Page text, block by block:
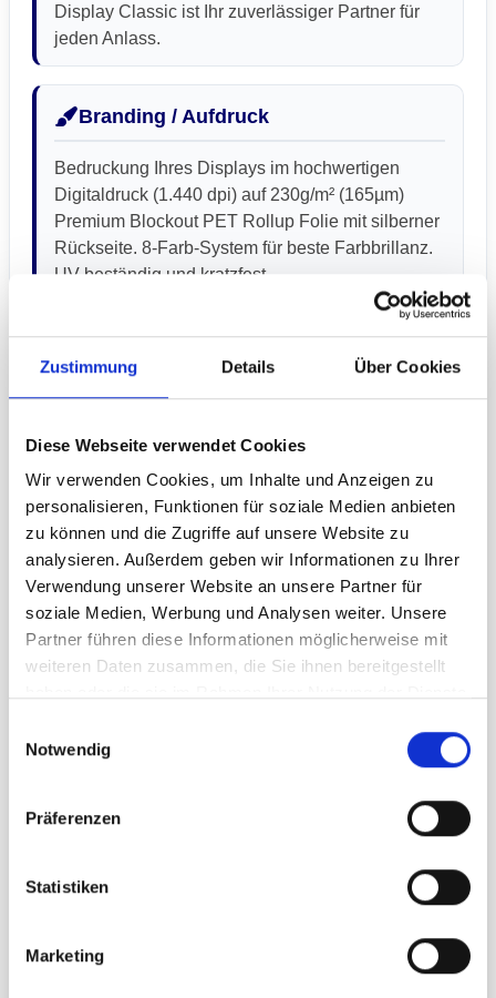
Zustimmung Details Über Cookies
Diese Webseite verwendet Cookies
Wir verwenden Cookies, um Inhalte und Anzeigen zu
personalisieren, Funktionen für soziale Medien anbieten
zu können und die Zugriffe auf unsere Website zu
analysieren. Außerdem geben wir Informationen zu Ihrer
Verwendung unserer Website an unsere Partner für
soziale Medien, Werbung und Analysen weiter. Unsere
Partner führen diese Informationen möglicherweise mit
weiteren Daten zusammen, die Sie ihnen bereitgestellt
Notwendig
Präferenzen
Statistiken
Marketing
Display Classic ist Ihr zuverlässiger Partner für
jeden Anlass.
Branding / Aufdruck
Bedruckung Ihres Displays im hochwertigen
Digitaldruck (1.440 dpi) auf 230g/m² (165µm)
Premium Blockout PET Rollup Folie mit silberner
Rückseite. 8-Farb-System für beste Farbbrillanz.
UV beständig und kratzfest.
Sichtmaß 200 x 85 cm (HxBxL)
Gewicht inkl. Grafik: 4 kg
Material: eloxiertes Aluminium
Farbe: silbergraue Kassette
Grafik und Design
Gerne übernimmt unsere Grafikabteilung die
Gestaltung Ihres Rollup-Displays zum
Pauschalpreis von 49,90 EUR. Weitere grafische
[Mehr].
Anwendungsbereich
Promotions, Messen, Ausstellungen, Seminare,